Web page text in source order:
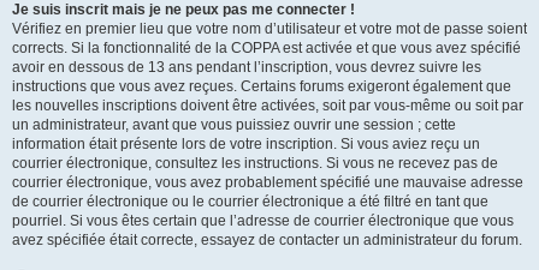
Je suis inscrit mais je ne peux pas me connecter !
Vérifiez en premier lieu que votre nom d’utilisateur et votre mot de passe soient
corrects. Si la fonctionnalité de la COPPA est activée et que vous avez spécifié
avoir en dessous de 13 ans pendant l’inscription, vous devrez suivre les
instructions que vous avez reçues. Certains forums exigeront également que
les nouvelles inscriptions doivent être activées, soit par vous-même ou soit par
un administrateur, avant que vous puissiez ouvrir une session ; cette
information était présente lors de votre inscription. Si vous aviez reçu un
courrier électronique, consultez les instructions. Si vous ne recevez pas de
courrier électronique, vous avez probablement spécifié une mauvaise adresse
de courrier électronique ou le courrier électronique a été filtré en tant que
pourriel. Si vous êtes certain que l’adresse de courrier électronique que vous
avez spécifiée était correcte, essayez de contacter un administrateur du forum.